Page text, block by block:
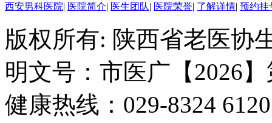
西安男科医院| 医院简介| 医生团队| 医院荣誉| 了解详情| 预约挂
版权所有: 陕西省老医协
明文号：市医广【2026
健康热线：029-8324